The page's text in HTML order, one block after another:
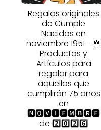
Regalos originales
de Cumple
Nacidos en
noviembre 1951 - 🎂
Productos y
Artículos para
regalar para
aquellos que
cumplirán 75 años
en
🅽🅾🆅🅸🅴🅼🅱🆁🅴
de 2️⃣0️⃣2️⃣6️⃣